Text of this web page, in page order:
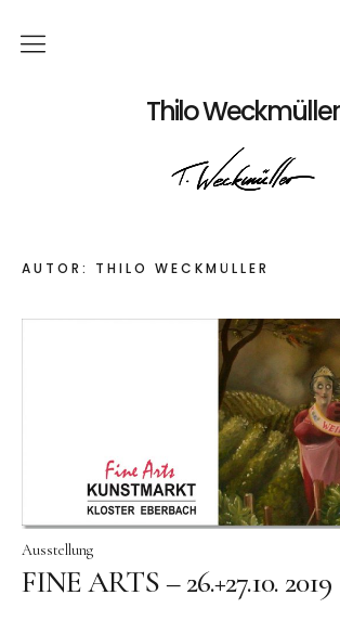
Thilo Weckmüller
Home
EVENTS
Kalender
Bildkarten
Poster
Bücher
Bestellungen
Werke
Ölgemälde
Radierung
Linoldruck
AUTOR: THILO WECKMÜLLER
Ausstellung
FINE ARTS – 26.+27.10. 2019